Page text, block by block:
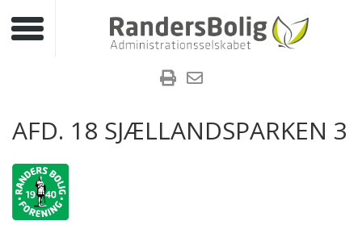
Toggle navigation
AFD. 18 SJÆLLANDSPARKEN 3